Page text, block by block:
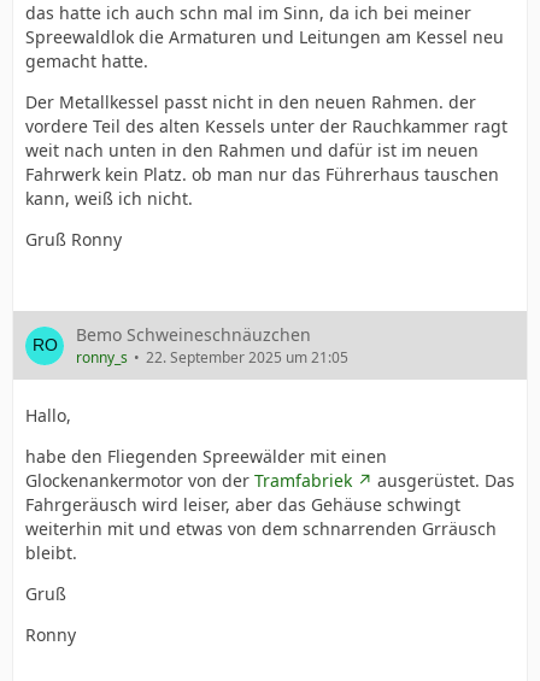
das hatte ich auch schn mal im Sinn, da ich bei meiner
Spreewaldlok die Armaturen und Leitungen am Kessel neu
gemacht hatte.
Der Metallkessel passt nicht in den neuen Rahmen. der
vordere Teil des alten Kessels unter der Rauchkammer ragt
weit nach unten in den Rahmen und dafür ist im neuen
Fahrwerk kein Platz. ob man nur das Führerhaus tauschen
kann, weiß ich nicht.
Gruß Ronny
Bemo Schweineschnäuzchen
ronny_s 22. September 2025 um 21:05
Hallo,
habe den Fliegenden Spreewälder mit einen
Glockenankermotor von der Tramfabriek
ausgerüstet. Das
Fahrgeräusch wird leiser, aber das Gehäuse schwingt
weiterhin mit und etwas von dem schnarrenden Grräusch
bleibt.
Gruß
Ronny